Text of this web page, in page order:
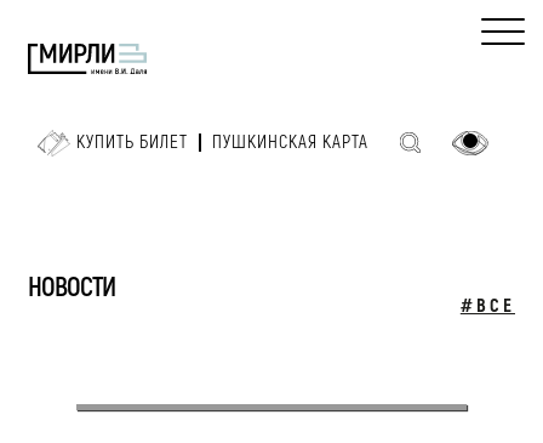
КУПИТЬ БИЛЕТ ПУШКИНСКАЯ КАРТА
НОВОСТИ
#ВСЕ